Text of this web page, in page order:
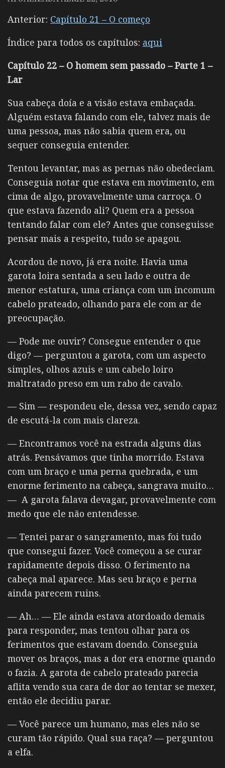
Anterior: Capítulo 21 – O começo
Índice para todos os capítulos: aqui
Capítulo 22 – O homem sem passado – Parte 1 –
Lar
Sua cabeça doía e a visão estava embaçada.
Alguém estava falando com ele, talvez mais de
uma pessoa, mas não sabia quem era, ou
sequer conseguia entender.
Tentou levantar, mas as pernas não obedeciam.
Conseguia notar que estava em movimento, em
cima de algo, provavelmente uma carroça. O
que estava fazendo ali? Quem era a pessoa
tentando falar com ele? Antes que conseguisse
pensar mais a respeito, tudo se apagou.
Acordou de novo, já era noite. Havia uma
garota loira sentada a seu lado e outra de
menor estatura, uma criança com um incomum
cabelo prateado, olhando para ele com ar de
preocupação.
— Pode me ouvir? Consegue entender o que
digo? — perguntou a garota, com um aspecto
simples, olhos azuis e um cabelo loiro
maltratado preso em um rabo de cavalo.
— Sim — respondeu ele, dessa vez, sendo capaz
de escutá-la com mais clareza.
— Encontramos você na estrada alguns dias
atrás. Pensávamos que tinha morrido. Estava
com um braço e uma perna quebrada, e um
enorme ferimento na cabeça, sangrava muito…
— A garota falava devagar, provavelmente com
medo que ele não entendesse.
— Tentei parar o sangramento, mas foi tudo
que consegui fazer. Você começou a se curar
rapidamente depois disso. O ferimento na
cabeça mal aparece. Mas seu braço e perna
ainda parecem ruins.
— Ah… — Ele ainda estava atordoado demais
para responder, mas tentou olhar para os
ferimentos que estavam doendo. Conseguia
mover os braços, mas a dor era enorme quando
o fazia. A garota de cabelo prateado parecia
aflita vendo sua cara de dor ao tentar se mexer,
então ele decidiu parar.
— Você parece um humano, mas eles não se
curam tão rápido. Qual sua raça? — perguntou
a elfa.